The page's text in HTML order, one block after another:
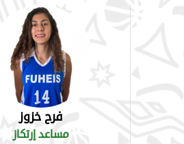
فرح خزوز
مساعد إرتكاز